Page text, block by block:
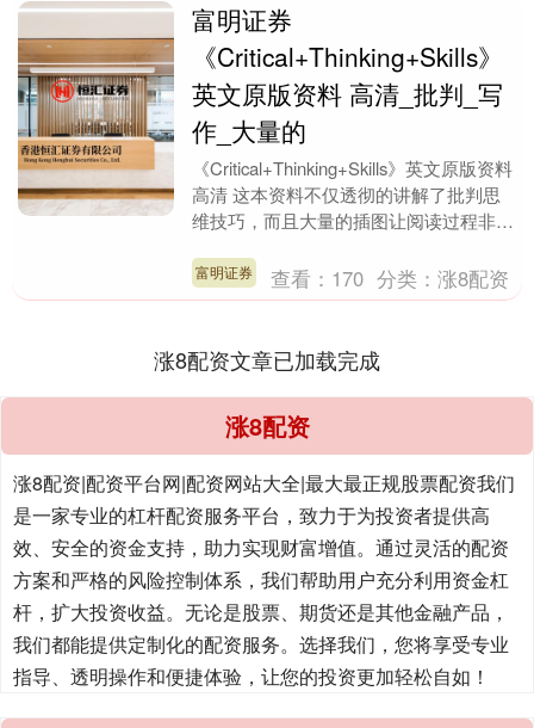
富明证券
《Critical+Thinking+Skills》
英文原版资料 高清_批判_写
作_大量的
《Critical+Thinking+Skills》英文原版资料
高清 这本资料不仅透彻的讲解了批判思
维技巧，而且大量的插图让阅读过程非常
富明证券 查看： 170 分类：涨8配资
涨8配资文章已加载完成
涨8配资
涨8配资|配资平台网|配资网站大全|最大最正规股票配资我们
是一家专业的杠杆配资服务平台，致力于为投资者提供高
效、安全的资金支持，助力实现财富增值。通过灵活的配资
方案和严格的风险控制体系，我们帮助用户充分利用资金杠
杆，扩大投资收益。无论是股票、期货还是其他金融产品，
我们都能提供定制化的配资服务。选择我们，您将享受专业
指导、透明操作和便捷体验，让您的投资更加轻松自如！